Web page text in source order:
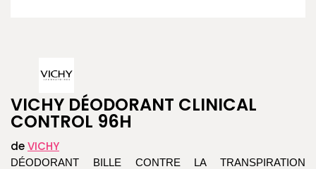
VICHY DÉODORANT CLINICAL
CONTROL 96H
deVICHY
DÉODORANT BILLE CONTRE LA TRANSPIRATION